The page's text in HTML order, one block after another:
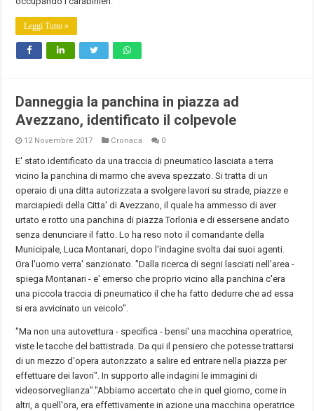
Leggi Tutto »
Danneggia la panchina in piazza ad
Avezzano, identificato il colpevole
12 Novembre 2017 Cronaca 0
E' stato identificato da una traccia di pneumatico lasciata a terra
vicino la panchina di marmo che aveva spezzato. Si tratta di un
operaio di una ditta autorizzata a svolgere lavori su strade, piazze e
marciapiedi della Citta' di Avezzano, il quale ha ammesso di aver
urtato e rotto una panchina di piazza Torlonia e di essersene andato
senza denunciare il fatto. Lo ha reso noto il comandante della
Municipale, Luca Montanari, dopo l'indagine svolta dai suoi agenti.
Ora l'uomo verra' sanzionato. "Dalla ricerca di segni lasciati nell'area -
spiega Montanari - e' emerso che proprio vicino alla panchina c'era
una piccola traccia di pneumatico il che ha fatto dedurre che ad essa
si era avvicinato un veicolo".
"Ma non una autovettura - specifica - bensi' una macchina operatrice,
viste le tacche del battistrada. Da qui il pensiero che potesse trattarsi
di un mezzo d'opera autorizzato a salire ed entrare nella piazza per
effettuare dei lavori". In supporto alle indagini le immagini di
videosorveglianza"."Abbiamo accertato che in quel giorno, come in
altri, a quell'ora, era effettivamente in azione una macchina operatrice